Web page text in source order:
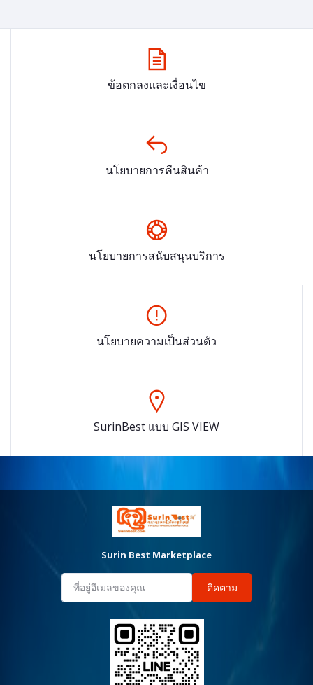
ข้อตกลงและเงื่อนไข
นโยบายการคืนสินค้า
นโยบายการสนับสนุนบริการ
นโยบายความเป็นส่วนตัว
SurinBest แบบ GIS VIEW
Surin Best Marketplace
ติดตาม